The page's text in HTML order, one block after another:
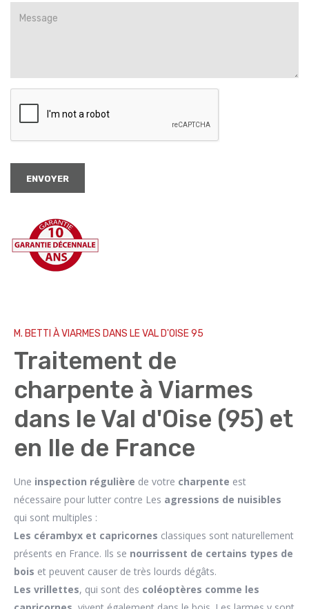
ENVOYER
M. BETTI À VIARMES DANS LE VAL D'OISE 95
Traitement de
charpente à Viarmes
dans le Val d'Oise (95) et
en Ile de France
Une inspection régulière de votre charpente est
nécessaire pour lutter contre Les agressions de nuisibles
qui sont multiples :
Les cérambyx et capricornes classiques sont naturellement
présents en France. Ils se nourrissent de certains types de
bois et peuvent causer de très lourds dégâts.
Les vrillettes, qui sont des coléoptères comme les